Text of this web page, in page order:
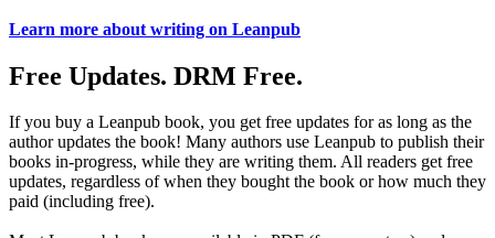
Learn more about writing on Leanpub
Free Updates. DRM Free.
If you buy a Leanpub book, you get free updates for as long as the
author updates the book! Many authors use Leanpub to publish their
books in-progress, while they are writing them. All readers get free
updates, regardless of when they bought the book or how much they
paid (including free).